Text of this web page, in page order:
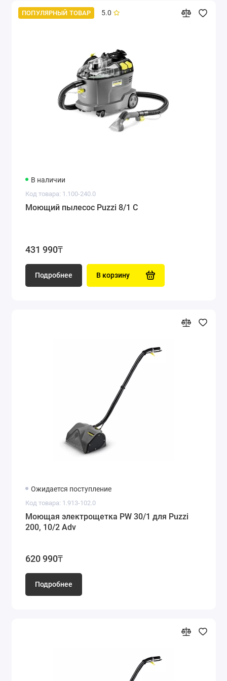
ПОПУЛЯРНЫЙ ТОВАР 5.0
В наличии
Код товара: 1.100-240.0
Моющий пылесос Puzzi 8/1 C
431 990₸
Подробнее В корзину
Ожидается поступление
Код товара: 1.913-102.0
Моющая электрощетка PW 30/1 для Puzzi
200, 10/2 Adv
620 990₸
Подробнее